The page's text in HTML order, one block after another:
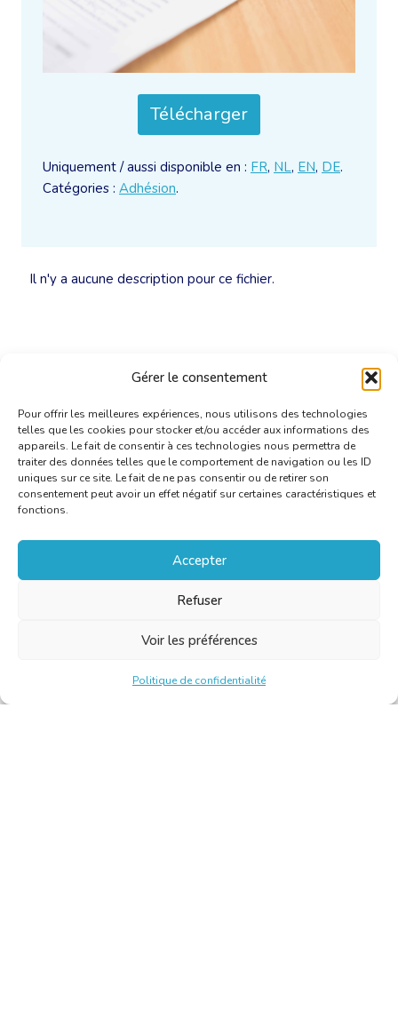
Gérer le consentement
Pour offrir les meilleures expériences, nous utilisons des technologies
telles que les cookies pour stocker et/ou accéder aux informations des
appareils. Le fait de consentir à ces technologies nous permettra de
traiter des données telles que le comportement de navigation ou les ID
uniques sur ce site. Le fait de ne pas consentir ou de retirer son
consentement peut avoir un effet négatif sur certaines caractéristiques et
fonctions.
Accepter
Refuser
Voir les préférences
Politique de confidentialité
Il n'y a aucune description pour ce fichier.
Télécharger
Uniquement / aussi disponible en : FR, NL, EN, DE.
Catégories : Adhésion.